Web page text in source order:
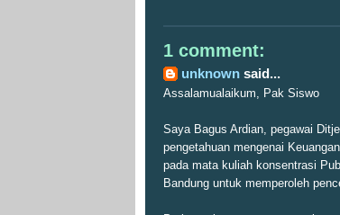
1 comment:
unknown said...
Assalamualaikum, Pak Siswo
Saya Bagus Ardian, pegawai
pengetahuan mengenai
pada mata kuliah konsentrasi
Bandung untuk memperoleh